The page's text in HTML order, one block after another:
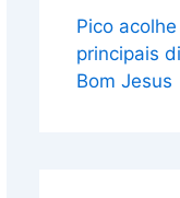
Pico
principais
Bom Jesus